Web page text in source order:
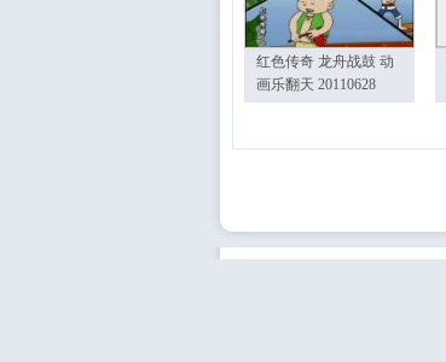
红色传奇 龙舟战鼓 动
画乐翻天 20110628